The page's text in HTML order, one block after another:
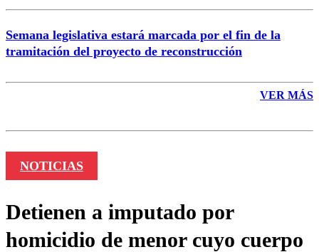
Semana legislativa estará marcada por el fin de la
tramitación del proyecto de reconstrucción
VER MÁS
NOTICIAS
Detienen a imputado por
homicidio de menor cuyo cuerpo